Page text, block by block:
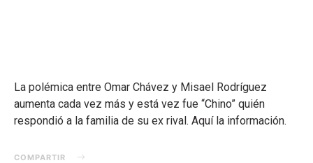
La polémica entre Omar Chávez y Misael Rodríguez
aumenta cada vez más y está vez fue “Chino” quién
respondió a la familia de su ex rival. Aquí la información.
COMPARTIR